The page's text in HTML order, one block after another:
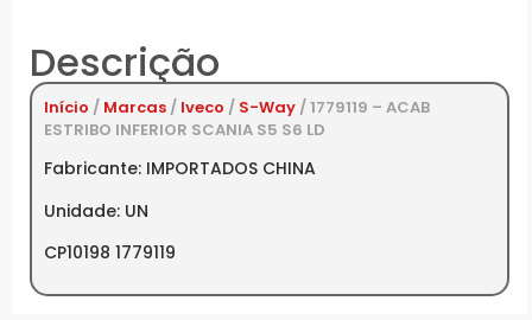
Descrição
Início / Marcas / Iveco / S-Way / 1779119 – ACAB
ESTRIBO INFERIOR SCANIA S5 S6 LD
Fabricante: IMPORTADOS CHINA
Unidade: UN
CP10198 1779119